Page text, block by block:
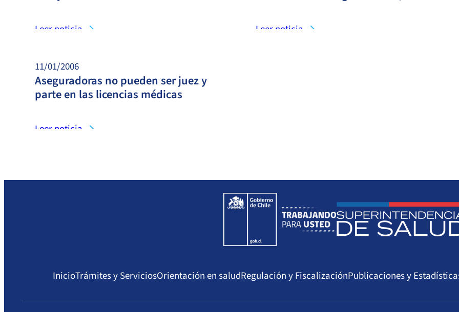
Leer noticia Leer noticia
11/01/2006
Aseguradoras no pueden ser juez y
parte en las licencias médicas
Leer noticia
InicioTrámites y ServiciosOrientación en saludRegulación y FiscalizaciónPublicaciones y